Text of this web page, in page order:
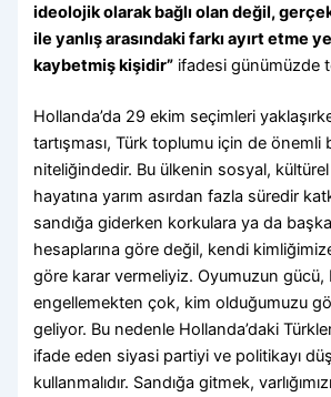
ideolojik olarak bağlı olan değil,
ile yanlış arasındaki farkı ayırt etme
kaybetmiş kişidir” ifadesi günümüzde
Hollanda’da 29 ekim seçimleri
tartışması, Türk toplumu için de önemli
niteliğindedir. Bu ülkenin sosyal,
hayatına yarım asırdan fazla süredir
sandığa giderken korkulara ya da
hesaplarına göre değil, kendi
göre karar vermeliyiz. Oyumuzun gücü,
engellemekten çok, kim olduğumuzu
geliyor. Bu nedenle Hollanda’daki
ifade eden siyasi partiyi ve politikayı
kullanmalıdır. Sandığa gitmek,